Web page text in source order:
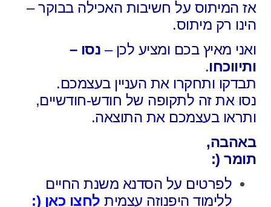
אז המיתוס על חשיבות האכילה בבוקר –
הינו רק מיתוס.
ואני מאיץ בכם ומציע לכן – נסו –
ותיווכחו.
תבדקו ותחקרו את העניין בעצמכם.
נסו את זה לתקופה של חודש-חודשיים,
ותראו בעצמכם את התוצאה.
באהבה,
תומר (:
לפרטים על הסדנא משנת החיים
ללימוד היפנוזה עצמית לחצו כאן (: